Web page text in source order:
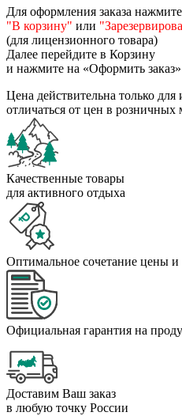
Для оформления заказа
"В корзину" или
(для лицензионного товара)
Далее перейдите в Корзину
и нажмите на «Оформить заказ»
Цена действительна только
отличаться от цен в розничных
Качественные товары
для активного отдыха
Оптимальное сочетание цены и
Официальная гарантия на
Доставим Ваш заказ
в любую точку России